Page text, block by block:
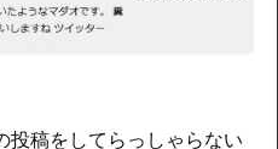
投稿をしてらっしゃらない